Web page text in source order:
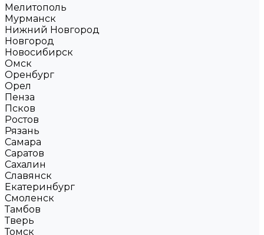
Мелитополь
Мурманск
Нижний Новгород
Новгород
Новосибирск
Омск
Оренбург
Орел
Пенза
Псков
Ростов
Рязань
Самара
Саратов
Сахалин
Славянск
Екатеринбург
Смоленск
Тамбов
Тверь
Томск